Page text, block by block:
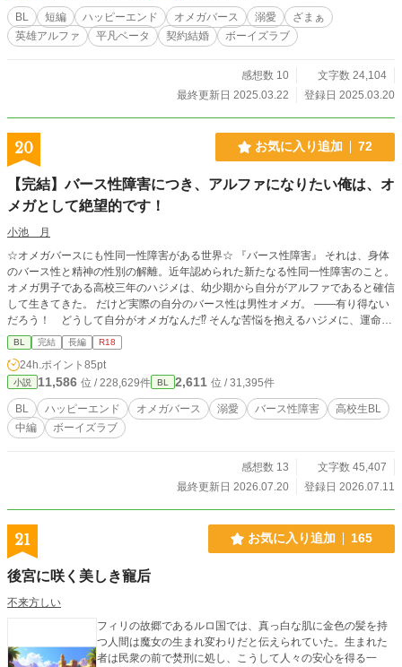
士団長は平民出身でありながら優秀なアルファであり、その剣と魔法一つだけで
ここまで成り上がった。 その優秀な血を残せと国王に命じられるほどに、さら
には相手がいないというならば、オメガである第三王女を娶れという雰囲気にな
の……。 「お前はそれでいいのか？」 沈黙していた騎士団長が聞く。 「はい。
できれば妊娠中の産休期間も業務として有給を認めていただけるならば」 「も
人の契約結婚ならぬ、契約出産はなりたった。
BL 短編 ハッピーエンド オメガバース 溺愛
ざまぁ
英雄アルファ
平凡ベータ 契約結婚 ボーイズラブ
感想数 10
文字数 24,104
最終更新日 2025.03.22
登録日 2025.03.20
20 お気に入り追加 72
【完結】バース性障害につき、アルファになりたい俺は、オ
メガとして絶望的です！
小池 月
☆オメガバースにも性同一性障害がある世界☆ 『バース性障害』 それは、身体
のバース性と精神の性別の解離。近年認められた新たなる性同一性障害のこと。
オメガ男子である高校三年のハジメは、幼少期から自分がアルファであると確信
して生きてきた。 だけど実際の自分のバース性は男性オメガ。 ――有り得ない
だろう！ どうして自分がオメガなんだ⁉ そんな苦悩を抱えるハジメに、運命の
相手（天使のようなオメガ男子⁉）が現れて――。 アルファの心はオメガの駿を
求めるけれど、オメガの身体は同級生アルファの航大を求める⁉ ハジメの本当の
運命はどっち？？ 一風変わったオメガバースはいかがでしょう(*^^*) 7月20日完
結☆お読みくださりありがとうございます‼
BL 完結 長編 R18
24h.ポイント 85pt
小説 11,586 位 / 228,629件 BL 2,611 位 / 31,395件
BL ハッピーエンド オメガバース 溺愛 バース性障害
高校生BL
中編
ボーイズラブ
感想数 13
文字数 45,407
最終更新日 2026.07.20
登録日 2026.07.11
21 お気に入り追加 165
後宮に咲く美しき寵后
不来方しい
フィリの故郷であるルロ国では、真っ白な肌に金色の髪を持
つ人間は魔女の生まれ変わりだと伝えられていた。生まれた
者は民衆の前で焚刑に処し、こうして人々の安心を得る一